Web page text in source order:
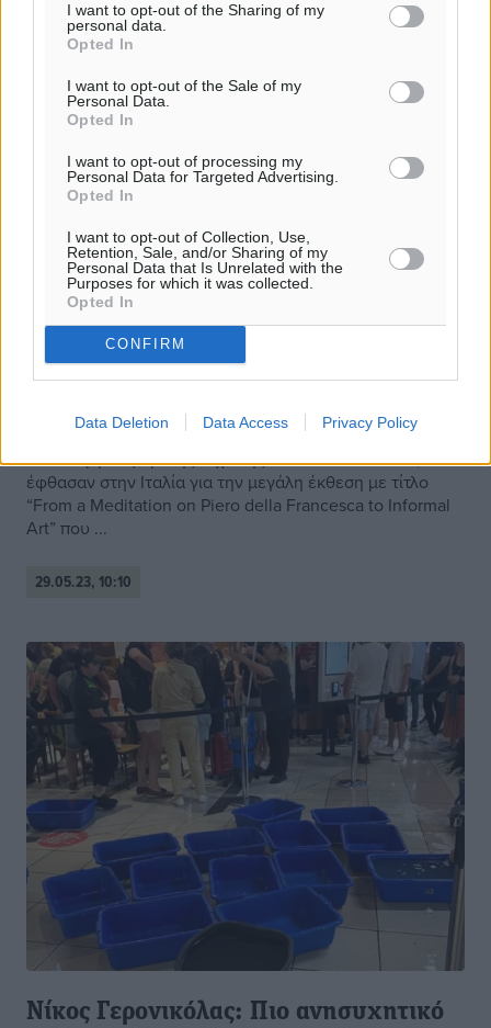
I want to opt-out of the Sharing of my
personal data.
Opted In
I want to opt-out of the Sale of my
Personal Data.
Opted In
I want to opt-out of processing my
Personal Data for Targeted Advertising.
Opted In
I want to opt-out of Collection, Use,
Retention, Sale, and/or Sharing of my
Personal Data that Is Unrelated with the
Purposes for which it was collected.
Opted In
CONFIRM
Data Deletion Data Access Privacy Policy
Η Ρόδος ταξιδεύει στην Ιταλία και τιμά
τον Afro Basaldella!
Πέντε έργα εξαίρετης τεχνικής του Afro Basaldella,
έφθασαν στην Ιταλία για την μεγάλη έκθεση με τίτλο
“From a Meditation on Piero della Francesca to Informal
Art” που ...
29.05.23, 10:10
Νίκος Γερονικόλας: Πιο ανησυχητικό